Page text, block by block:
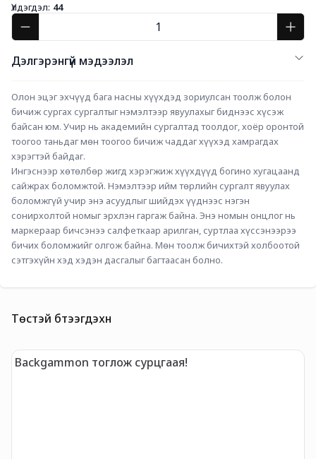
Үлдэгдэл: 44
Дэлгэрэнгүй мэдээлэл
Олон эцэг эхчүүд бага насны хүүхдэд зориулсан тоолж болон
бичиж сургах сургалтыг нэмэлтээр явуулахыг биднээс хүсэж
байсан юм. Учир нь академийн сургалтад тоолдог, хоёр оронтой
тоогоо таньдаг мөн тоогоо бичиж чаддаг хүүхэд хамрагдах
хэрэгтэй байдаг.
Ингэснээр хөтөлбөр жигд хэрэгжиж хүүхдүүд богино хугацаанд
сайжрах боломжтой. Нэмэлтээр ийм төрлийн сургалт явуулах
боломжгүй учир энэ асуудлыг шийдэх үүднээс нэгэн
сонирхолтой номыг эрхлэн гаргаж байна. Энэ номын онцлог нь
маркераар бичсэнээ салфеткаар арилган, суртлаа хүссэнээрээ
бичих боломжийг олгож байна. Мөн тоолж бичихтэй холбоотой
сэтгэхүйн хэд хэдэн дасгалыг багтаасан болно.
Төстэй бүтээгдэхүүн
Backgammon тоглож сурцгаая!